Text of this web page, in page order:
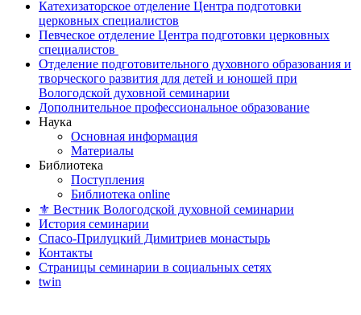
Катехизаторское отделение Центра подготовки
церковных специалистов
Певческое отделение Центра подготовки церковных
специалистов
Отделение подготовительного духовного образования и
творческого развития для детей и юношей при
Вологодской духовной семинарии
Дополнительное профессиональное образование
Наука
Основная информация
Материалы
Библиотека
Поступления
Библиотека online
⚜ Вестник Вологодской духовной семинарии
История семинарии
Спасо-Прилуцкий Димитриев монастырь
Контакты
Страницы семинарии в социальных сетях
twin